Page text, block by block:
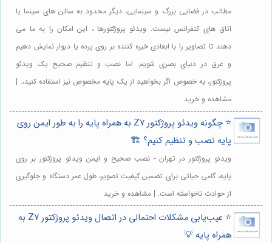
مطالب در فضایی بزرگ و سینمایی، دیگر محدود به سالن های سینما یا
اتاق های کنفرانس نیست. ویدئو پروژکتورها ، این امکان را به ما می
دهند تا تصاویر را با ابعادی خیره کننده بر روی پرده یا دیوار نمایش دهیم
و غرق در دنیای بصری شویم. اما نصب و تنظیم صحیح یک ویدئو
پروژکتور، به خصوص اگر بخواهید از یک پایه مخصوص نیز استفاده کنید،. |
مشاهده و خرید
⭐️ چگونه ویدئو پروژکتور Z7 به همراه پایه را به طور ایمن روی
پایه نصب و تنظیم کنیم؟ 🏗️
ویدئو پروژکتور در تهران - نصب صحیح و ایمن ویدئو پروژکتور بر روی
پایه، گامی حیاتی برای تضمین کیفیت تصویر، طول عمر دستگاه و جلوگیری
از حوادث ناخواسته است. | مشاهده و خرید
⭐️ عیب‌یابی مشکلات احتمالی در اتصال ویدئو پروژکتور Z7 به
همراه پایه 💡